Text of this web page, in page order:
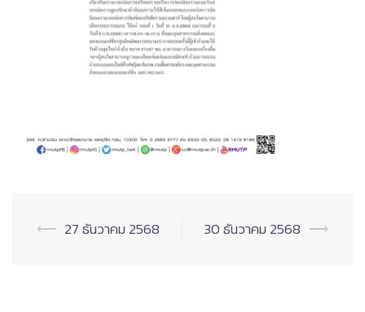
Post
⟵ 27 ธันวาคม 2568 30 ธันวาคม 2568 ⟶